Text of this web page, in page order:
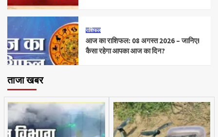
राशिफल
आज का राशिफल: 08 अगस्त 2026 – जानिए!
कैसा रहेगा आपका आज का दिन?
ताजा खबर